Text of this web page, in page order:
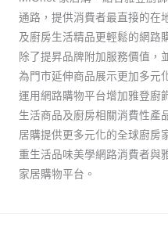
通路，提供消費者最直接的在
及廚房生活精品更輕鬆的網路
除了提昇品牌附加服務價值，
為門市延伸商品展示更加多元
運用網路購物平台增加雅登廚
生活商品及廚房相關消費性產
居購提供更多元化的全球廚房
重生活品味美學網路消費者與
家居購物平台。